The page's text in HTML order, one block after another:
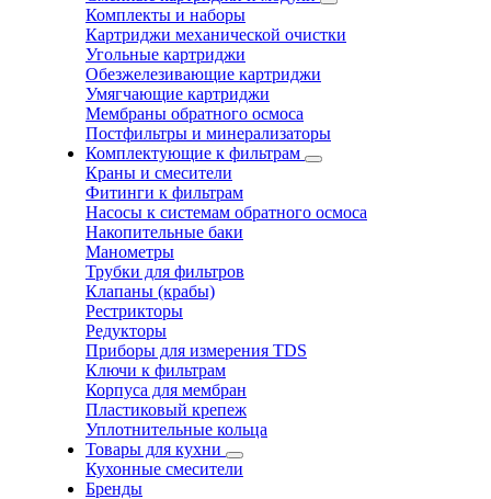
Комплекты и наборы
Картриджи механической очистки
Угольные картриджи
Обезжелезивающие картриджи
Умягчающие картриджи
Мембраны обратного осмоса
Постфильтры и минерализаторы
Комплектующие к фильтрам
Краны и смесители
Фитинги к фильтрам
Насосы к системам обратного осмоса
Накопительные баки
Манометры
Трубки для фильтров
Клапаны (крабы)
Рестрикторы
Редукторы
Приборы для измерения TDS
Ключи к фильтрам
Корпуса для мембран
Пластиковый крепеж
Уплотнительные кольца
Товары для кухни
Кухонные смесители
Бренды